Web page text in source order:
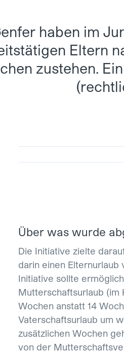
haben im
Eltern
zustehen.
Über was wurde
Die Initiative zielte
darin einen
Initiative sollte
Mutterschaftsurlaub (im
Wochen anstatt 14
Vaterschaftsurlaub um
zusätzlichen Wochen
von der